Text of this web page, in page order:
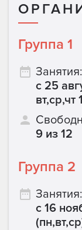
Группа 1
Занятия:
с 25
9 из 12
Группа 2
Занятия:
с 16